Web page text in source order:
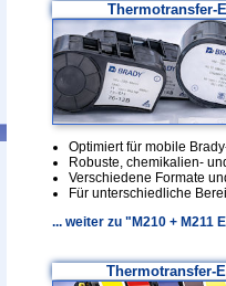
Thermotransfer-
Optimiert für mobile
Robuste, chemikalien-
Verschiedene Formate
Für unterschiedliche
... weiter zu "M210 + M211
Thermotransfer-